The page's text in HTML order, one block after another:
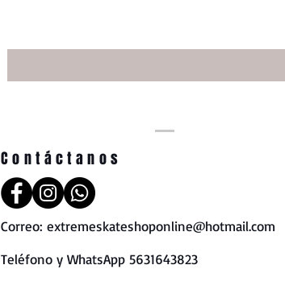
Contáctanos
Correo: extremeskateshoponline@hotmail.com
Teléfono y WhatsApp 5631643823